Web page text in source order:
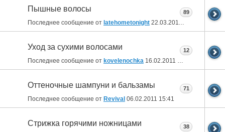
Пышные волосы
Последнее сообщение от latehometonight 22.03.2011 07:48
89
Уход за сухими волосами
Последнее сообщение от kovelenochka 16.02.2011 16:48
12
Оттеночные шампуни и бальзамы
Последнее сообщение от Revival 06.02.2011 15:41
71
Стрижка горячими ножницами 38